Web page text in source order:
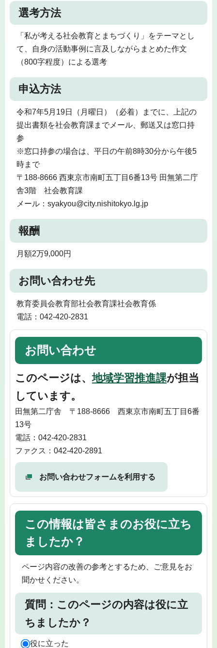
選考方法
「私が考える社会教育とまちづくり」をテーマとし
て、自身の活動事例に言及しながらまとめた作文
（800字程度）による選考
申込方法
令和7年5月19日（月曜日）（必着）までに、上記の
提出書類を社会教育課までメール、郵送又は窓口持
参
※窓口持参の場合は、平日の午前8時30分から午後5
時まで
〒188-8666 西東京市南町五丁目6番13号 田無第二庁
舎3階 社会教育課
メール：syakyou@city.nishitokyo.lg.jp
報酬
月額2万9,000円
お問い合わせ先
教育委員会教育部社会教育課社会教育係
電話：042-420-2831
お問い合わせ
このページは、地域学習推進課が担当
しています。
田無第二庁舎 〒188-8666 西東京市南町五丁目6番
13号
電話：042-420-2831
ファクス：042-420-2891
お問い合わせフォームを利用する
この情報は皆さまのお役に立ち
ましたか？
ページ内容の改善の参考とするため、ご意見をお
聞かせください。
質問：このページの内容は役に立
ちましたか？
役に立った